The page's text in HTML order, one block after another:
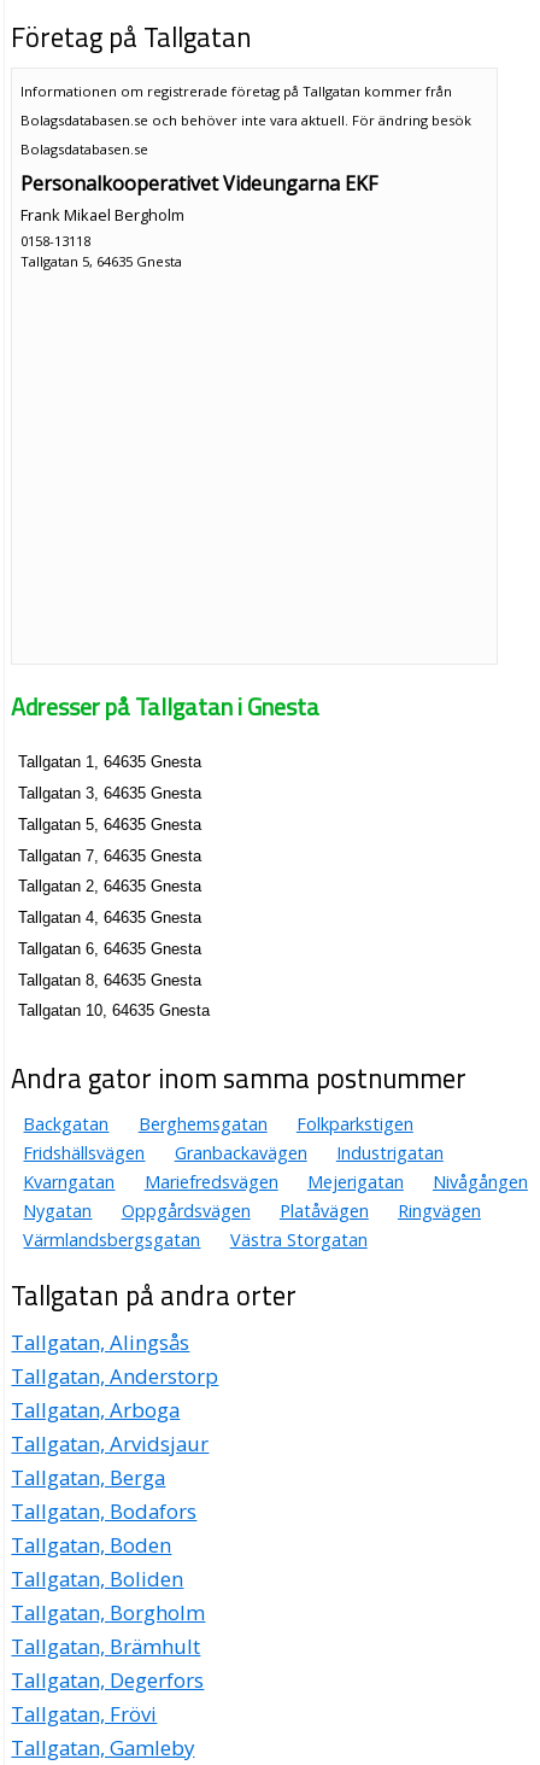
Företag på Tallgatan
Informationen om registrerade företag på Tallgatan kommer från
Bolagsdatabasen.se och behöver inte vara aktuell. För ändring besök
Bolagsdatabasen.se
Personalkooperativet Videungarna EKF
Frank Mikael Bergholm
0158-13118
Tallgatan 5, 64635 Gnesta
Adresser på Tallgatan i Gnesta
Tallgatan 1, 64635 Gnesta
Tallgatan 3, 64635 Gnesta
Tallgatan 5, 64635 Gnesta
Tallgatan 7, 64635 Gnesta
Tallgatan 2, 64635 Gnesta
Tallgatan 4, 64635 Gnesta
Tallgatan 6, 64635 Gnesta
Tallgatan 8, 64635 Gnesta
Tallgatan 10, 64635 Gnesta
Andra gator inom samma postnummer
Backgatan Berghemsgatan
Folkparkstigen
Fridshällsvägen
Granbackavägen
Industrigatan
Kvarngatan
Mariefredsvägen Mejerigatan
Nivågången
Nygatan
Oppgårdsvägen Platåvägen
Ringvägen
Värmlandsbergsgatan
Västra Storgatan
Tallgatan på andra orter
Tallgatan, Alingsås
Tallgatan, Anderstorp
Tallgatan, Arboga
Tallgatan, Arvidsjaur
Tallgatan, Berga
Tallgatan, Bodafors
Tallgatan, Boden
Tallgatan, Boliden
Tallgatan, Borgholm
Tallgatan, Brämhult
Tallgatan, Degerfors
Tallgatan, Frövi
Tallgatan, Gamleby